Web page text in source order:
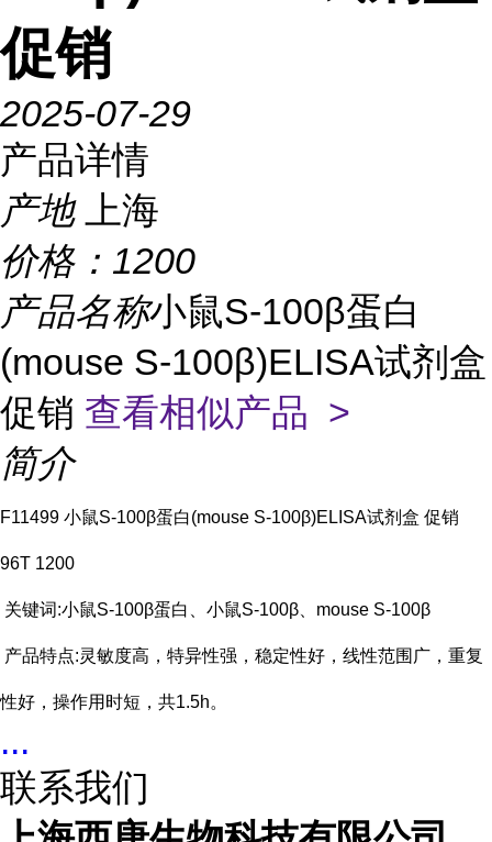
促销
2025-07-29
产品详情
产地
上海
价格： 1200
产品名称小鼠S-100β蛋白
(mouse S-100β)ELISA试剂盒
促销 查看相似产品 >
简介
F11499 小鼠S-100β蛋白(mouse S-100β)ELISA试剂盒 促销
96T 1200
关键词:小鼠S-100β蛋白、小鼠S-100β、mouse S-100β
产品特点:灵敏度高，特异性强，稳定性好，线性范围广，重复
性好，操作用时短，共1.5h。
...
联系我们